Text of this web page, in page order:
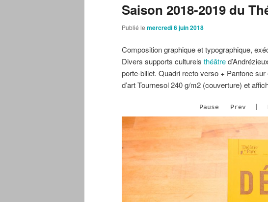
Saison 2018-2019 du
Publié le mercredi 6 juin 2018
Composition graphique et typographique,
Divers supports culturels théâtre
porte-billet. Quadri recto verso + Pantone
d’art Tournesol 240 g/m2 (couverture) et
Pause Prev